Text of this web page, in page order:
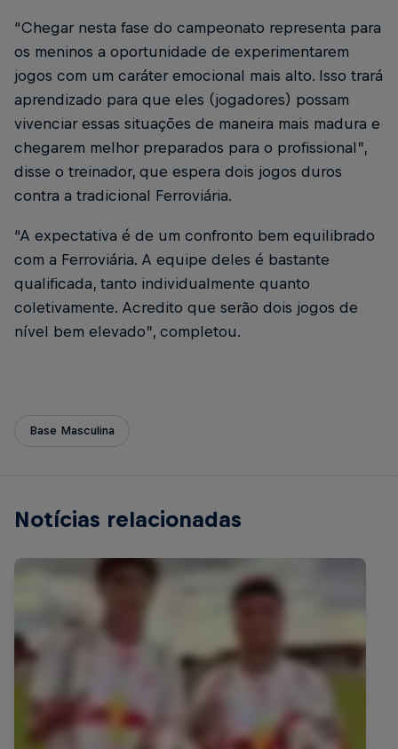
“Chegar nesta fase do campeonato representa para
os meninos a oportunidade de experimentarem
jogos com um caráter emocional mais alto. Isso trará
aprendizado para que eles (jogadores) possam
vivenciar essas situações de maneira mais madura e
chegarem melhor preparados para o profissional”,
disse o treinador, que espera dois jogos duros
contra a tradicional Ferroviária.
“A expectativa é de um confronto bem equilibrado
com a Ferroviária. A equipe deles é bastante
qualificada, tanto individualmente quanto
coletivamente. Acredito que serão dois jogos de
nível bem elevado”, completou.
Base Masculina
Notícias relacionadas